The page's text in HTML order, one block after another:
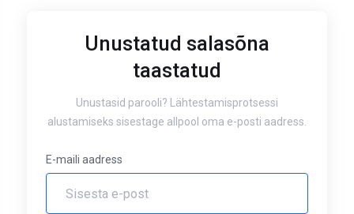
Unustatud salasõna
taastatud
Unustasid parooli? Lähtestamisprotsessi
alustamiseks sisestage allpool oma e-posti aadress.
E-maili aadress